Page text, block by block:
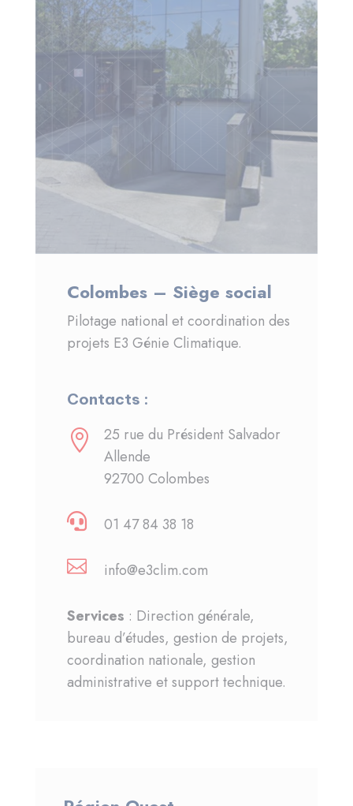
Colombes – Siège social
Pilotage national et coordination des
projets E3 Génie Climatique.
Contacts :

25 rue du Président Salvador
Allende
92700 Colombes
 01 47 84 38 18
 info@e3clim.com
Services : Direction générale,
bureau d’études, gestion de projets,
coordination nationale, gestion
administrative et support technique.